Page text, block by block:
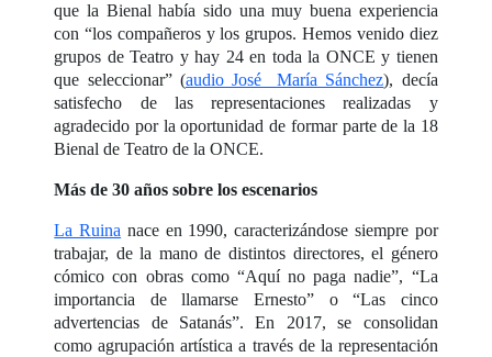
que la Bienal había sido una muy buena experiencia
con “los compañeros y los grupos. Hemos venido diez
grupos de Teatro y hay 24 en toda la ONCE y tienen
que seleccionar” (audio José María Sánchez), decía
satisfecho de las representaciones realizadas y
agradecido por la oportunidad de formar parte de la 18
Bienal de Teatro de la ONCE.
Más de 30 años sobre los escenarios
La Ruina nace en 1990, caracterizándose siempre por
trabajar, de la mano de distintos directores, el género
cómico con obras como “Aquí no paga nadie”, “La
importancia de llamarse Ernesto” o “Las cinco
advertencias de Satanás”. En 2017, se consolidan
como agrupación artística a través de la representación